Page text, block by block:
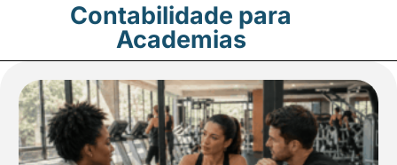
Contabilidade para
Academias